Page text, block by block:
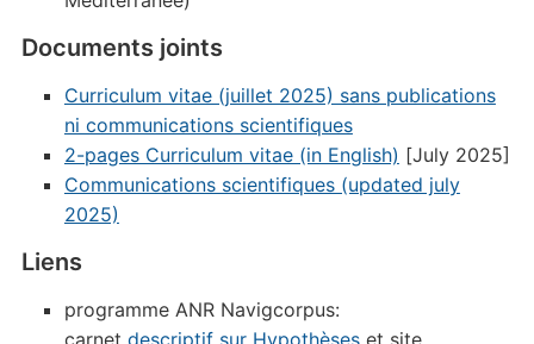
Documents joints
Curriculum vitae (juillet 2025) sans publications
ni communications scientifiques
2-pages Curriculum vitae (in English) [July 2025]
Communications scientifiques (updated july
2025)
Liens
programme ANR Navigcorpus:
carnet descriptif sur Hypothèseset site